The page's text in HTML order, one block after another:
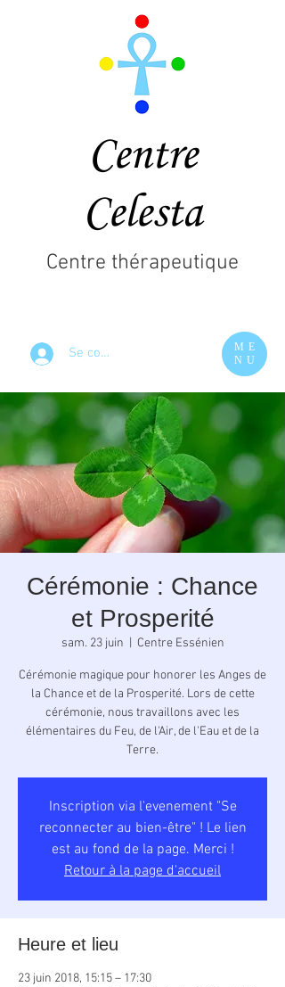
Centre
Celesta
Se connecter
ME
NU
Centre thérapeutique
Cérémonie : Chance
et Prosperité
sam. 23 juin Centre Essénien
Cérémonie magique pour honorer les Anges de
la Chance et de la Prosperité. Lors de cette
cérémonie, nous travaillons avec les
élémentaires du Feu, de l'Air, de l'Eau et de la
Terre.
Inscription via l'evenement "Se
reconnecter au bien-être" ! Le lien
est au fond de la page. Merci !
Retour à la page d'accueil
Heure et lieu
23 juin 2018, 15:15 – 17:30